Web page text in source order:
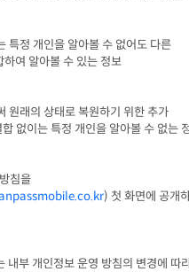
특정 개인을 알아볼 수 없어도 다른
하여 알아볼 수 있는 정보
원래의 상태로 복원하기 위한 추가
없이는 특정 개인을 알아볼 수 없는
침을
) 첫 화면에 공개
내부 개인정보 운영 방침의 변경에 따